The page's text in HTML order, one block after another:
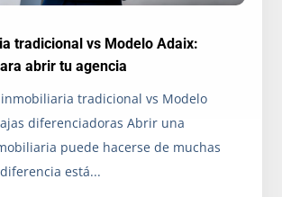
tradicional vs Modelo Adaix:
abrir tu agencia
tradicional vs Modelo
diferenciadoras Abrir una
puede hacerse de muchas
está...